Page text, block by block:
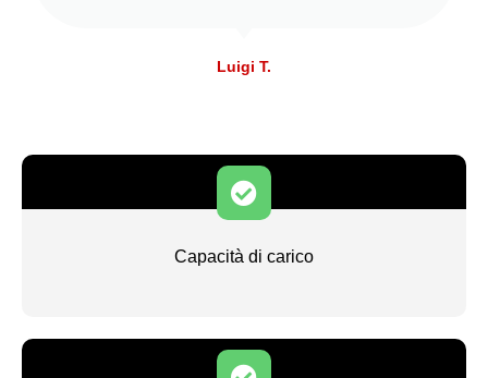
Capacità di carico
Luigi T.